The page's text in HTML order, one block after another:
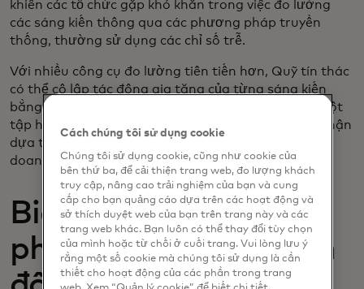
khiến các tổ chức gặp khó khăn trong việc đo lường
các sáng kiến thông qua các phương pháp truyền
thống, thường sử dụng các chỉ số trễ.
Với nhiều công cụ đo lường tiên tiến hơn, Quỹ tín thác
có thể cô lập tác động gia tăng của từng sáng kiến
bằng cách so sánh khu vực lân cận quan tâm với một
tập hợp các khu vực kiểm soát được lựa chọn cẩn thận
dựa trên các mô hình kinh tế lịch sử, cấu tạo kinh
doanh, thu nhập cộng đồng và các yếu tố khác.
Biến những hiểu biết
phân tích thành hành
Cách chúng tôi sử dụng cookie
Chúng tôi sử dụng cookie, cũng như cookie của
bên thứ ba, để cải thiện trang web, đo lượng khách
truy cập, nâng cao trải nghiệm của bạn và cung
cấp cho bạn quảng cáo dựa trên các hoạt động và
sở thích duyệt web của bạn trên trang này và các
trang web khác. Bạn luôn có thể thay đổi tùy chọn
của mình hoặc từ chối ở cuối trang. Vui lòng lưu ý
rằng một số cookie mà chúng tôi sử dụng là cần
thiết cho hoạt động của các phần trong trang